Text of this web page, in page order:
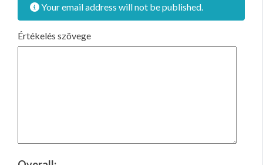
Your email address will not be published.
Értékelés szövege